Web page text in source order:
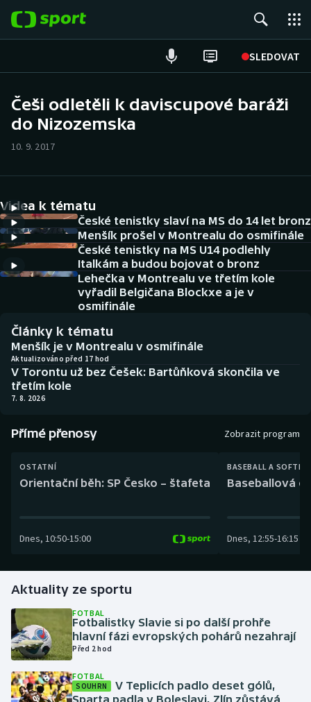
SLEDOVAT
Hokej
Cyklistika
DALŠÍ SPORTY
Americký fotbal
Basketbal
Biatlon
Curling
Futsal
Golf
Gymnastika
Házená
NEPŘEHLÉDNĚTE
Historické návraty
Aplikace ČT sport
Češi odletěli k daviscupové baráži
do Nizozemska
10. 9. 2017
Videa k tématu
České tenistky slaví na MS do 14 let bronz
Menšík prošel v Montrealu do osmifinále
České tenistky na MS U14 podlehly
Italkám a budou bojovat o bronz
Lehečka v Montrealu ve třetím kole
vyřadil Belgičana Blockxe a je v
osmifinále
Články k tématu
Menšík je v Montrealu v osmifinále
Aktualizováno před 17 hod
V Torontu už bez Češek: Bartůňková skončila ve
třetím kole
7. 8. 2026
Přímé přenosy Zobrazit program
OSTATNÍ
Orientační běh: SP Česko – štafeta
Dnes, 10:50-15:00
BASEBALL A
Baseballová
Dnes, 12:55-16:15
Aktuality ze sportu
FOTBAL
Fotbalistky Slavie si po další prohře
hlavní fázi evropských pohárů nezahrají
Před 2 hod
FOTBAL
SOUHRN
V Teplicích padlo deset gólů,
Sparta padla v Boleslavi, Zlín zůstává